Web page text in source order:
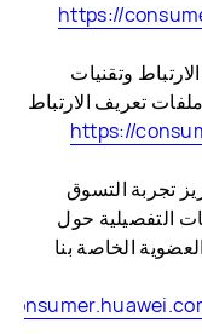
https://
وتقنيات
تعريف الارتباط
https://
تجربة التسوق
التفصيلية حول
الخاصة بنا